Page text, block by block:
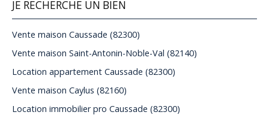
JE RECHERCHE UN BIEN
Vente maison Caussade (82300)
Vente maison Saint-Antonin-Noble-Val (82140)
Location appartement Caussade (82300)
Vente maison Caylus (82160)
Location immobilier pro Caussade (82300)